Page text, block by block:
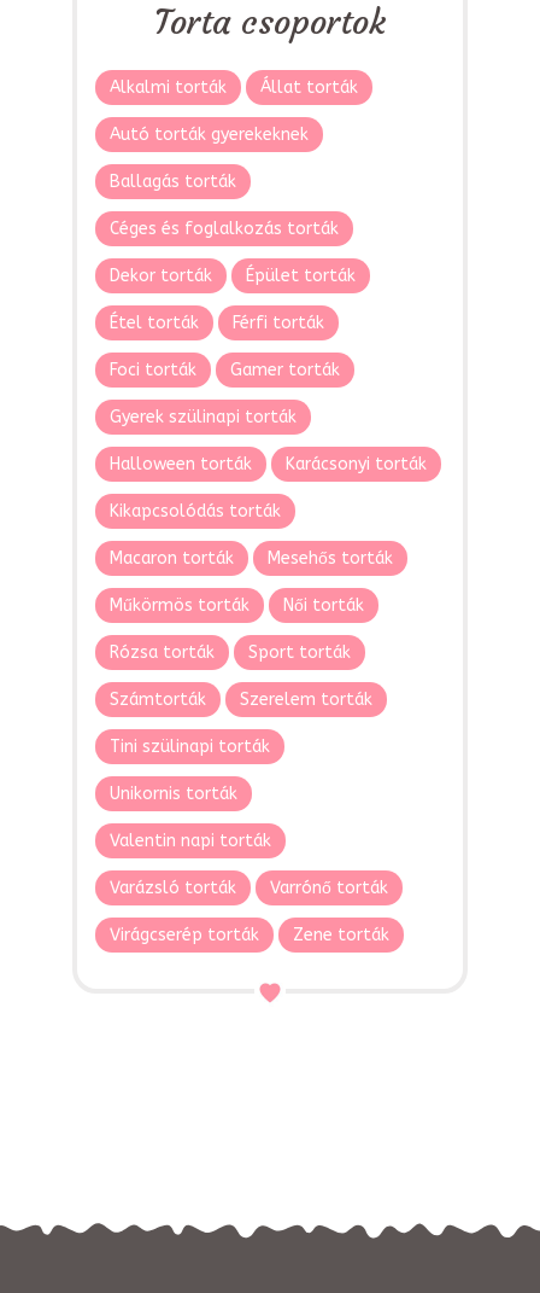
Torta csoportok
Alkalmi torták Állat torták
Autó torták gyerekeknek
Ballagás torták
Céges és foglalkozás torták
Dekor torták Épület torták
Étel torták Férfi torták
Foci torták Gamer torták
Gyerek szülinapi torták
Halloween torták Karácsonyi torták
Kikapcsolódás torták
Macaron torták Mesehős torták
Műkörmös torták Női torták
Rózsa torták Sport torták
Számtorták Szerelem torták
Tini szülinapi torták
Unikornis torták
Valentin napi torták
Varázsló torták Varrónő torták
Virágcserép torták Zene torták